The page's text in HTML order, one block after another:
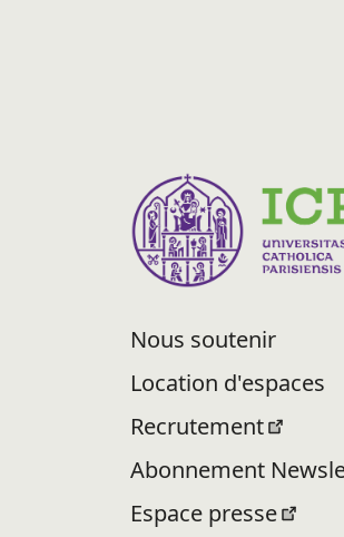
Nous soutenir
Location d'espaces
Recrutement
Abonnement
Espace presse